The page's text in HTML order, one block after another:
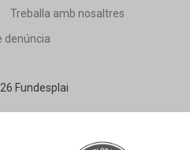
Fundesplai
Treballa amb nosaltres
denúncia